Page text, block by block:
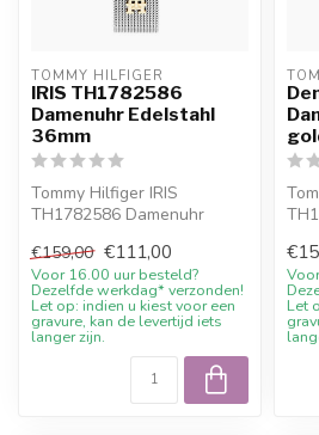
TOMMY HILFIGER
IRIS TH1782586
Damenuhr Edelstahl
36mm
Tommy Hilfiger IRIS
TH1782586 Damenuhr
Willkommensrabatt bei...
€159,00 €111,00
Voor 16.00 uur besteld?
Dezelfde werkdag* verzonden!
Let op: indien u kiest voor een
gravure, kan de levertijd iets
langer zijn.
Let